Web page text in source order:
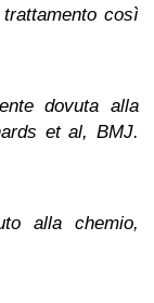
così
dovuta alla
et al, BMJ.
alla chemio,